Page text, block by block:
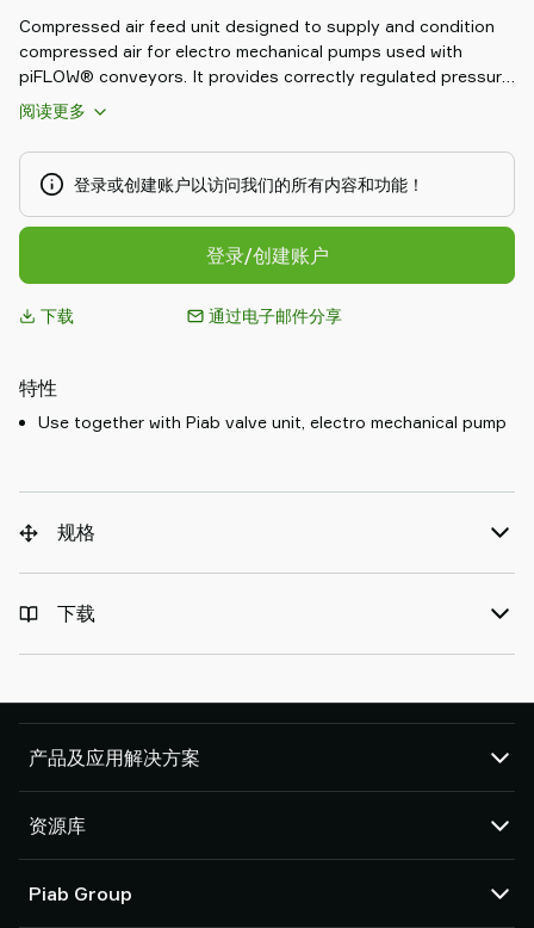
Compressed air feed unit designed to supply and condition
compressed air for electro mechanical pumps used with
piFLOW® conveyors. It provides correctly regulated pressure,
filtration and connection points in a compact assembly,
ensuring stable pneumatic performance for valves, ejectors
or auxiliary functions in the conveying system. By delivering a
matched, ready‑to‑install air feed solution, it simplifies
installation, protects downstream components, and supports
reliable, repeatable conveyor operation.
阅读更多
登录或创建账户以访问我们的所有内容和功能！
登录/创建账户
下载 通过电子邮件分享
特性
Use together with Piab valve unit, electro mechanical pump
规格
下载
产品及应用解决方案
吸盘和软爪
机器人臂端工具 (EOAT) 部件
机器人和 Cobot 抓取解决方案
资源库
产品在线配置
Piab Group
们
支
持
找
合
作
Old
shop